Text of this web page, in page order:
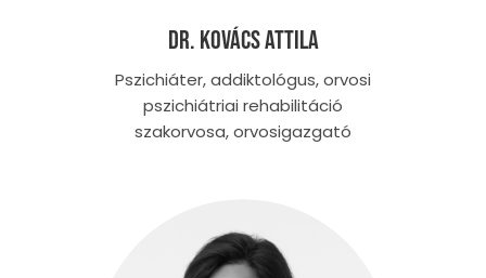
Dr. Kovács Attila
Pszichiáter, addiktológus, orvosi
pszichiátriai rehabilitáció
szakorvosa, orvosigazgató